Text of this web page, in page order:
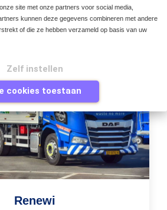
site met onze partners voor social media,
kunnen deze gegevens combineren met andere
of die ze hebben verzameld op basis van uw
Zelf instellen
cookies toestaan
Renewi